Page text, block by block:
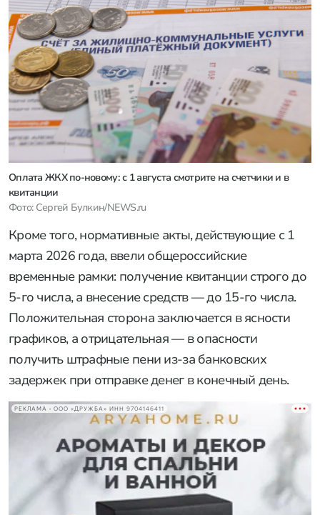
Оплата ЖКХ по-новому: с 1 августа смотрите на счетчики и в
квитанции
Фото: Сергей Булкин/NEWS.ru
Кроме того, нормативные акты, действующие с 1
марта 2026 года, ввели общероссийские
временные рамки: получение квитанции строго до
5-го числа, а внесение средств — до 15-го числа.
Положительная сторона заключается в ясности
графиков, а отрицательная — в опасности
получить штрафные пени из-за банковских
задержек при отправке денег в конечный день.
РЕКЛАМА • ООО «ДРУЖБА» ИНН 9704146411